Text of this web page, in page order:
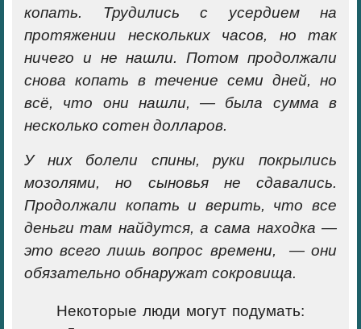
копать. Трудились с усердием на
протяжении нескольких часов, но так
ничего и не нашли. Потом продолжали
снова копать в течение семи дней, но
всё, что они нашли, — была сумма в
несколько сотен долларов.
У них болели спины, руки покрылись
мозолями, но сыновья не сдавались.
Продолжали копать и верить, что все
деньги там найдутся, а сама находка —
это всего лишь вопрос времени, — они
обязательно обнаружат сокровища.
Некоторые люди могут подумать: